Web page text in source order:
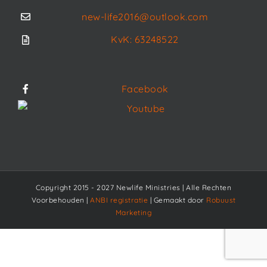
new-life2016@outlook.com
KvK: 63248522
Facebook
Youtube
Copyright 2015 - 2027 Newlife Ministries | Alle Rechten
Voorbehouden | ANBI registratie | Gemaakt door Robuust
Marketing